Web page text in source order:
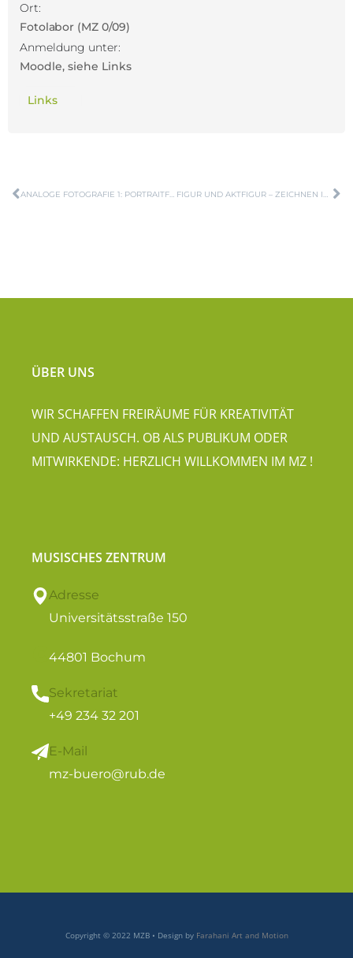
Ort:
Fotolabor (MZ 0/09)
Anmeldung unter:
Moodle, siehe Links
Links
ÜBER UNS
WIR SCHAFFEN FREIRÄUME FÜR KREATIVITÄT
UND AUSTAUSCH. OB ALS PUBLIKUM ODER
MITWIRKENDE: HERZLICH WILLKOMMEN IM MZ !
MUSISCHES ZENTRUM
Adresse
Universitätsstraße 150
44801 Bochum
Sekretariat
+49 234 32 201
E-Mail
mz-buero@rub.de
Copyright © 2022 MZB • Design by Farahani Art and Motion